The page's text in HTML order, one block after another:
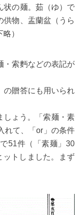
状の麺。茹（ゆ）で
供物、盂蘭盆（うら
）
・索麪などの表記が
の贈答にも用いられ
しょう。「索麺・素
れて、「or」の条件
51件（「素麺」30
ットしました。まず